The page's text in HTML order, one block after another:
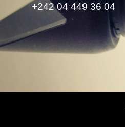
+242 04 449 36 04